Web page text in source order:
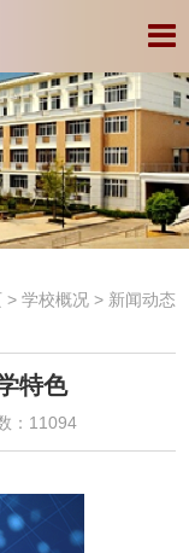
> 学校概况> 新闻动态
特色
：11094